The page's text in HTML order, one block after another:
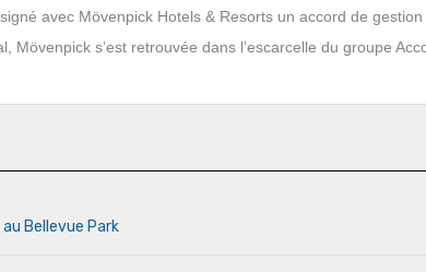
avec Mövenpick Hotels & Resorts un accord de
s’est retrouvée dans l’escarcelle du groupe
Bellevue Park